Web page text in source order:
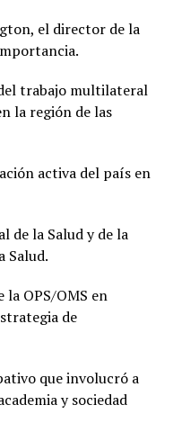
el director de la
trabajo multilateral
la región de las
activa del país en
de la Salud y de la
Salud.
OPS/OMS en
de
que involucró a
y sociedad